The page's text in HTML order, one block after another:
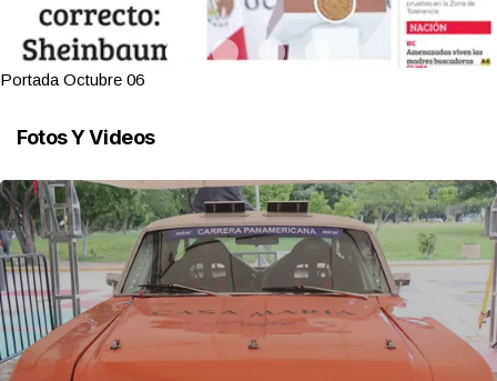
Portada Octubre 06
Fotos Y Videos